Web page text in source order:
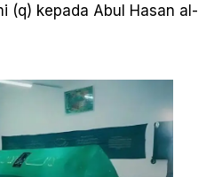
(q) kepada Abul Hasan al-